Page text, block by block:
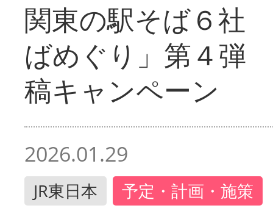
関東の駅そば６社
ばめぐり」第４弾
稿キャンペーン
2026.01.29
JR東日本 予定・計画・施策